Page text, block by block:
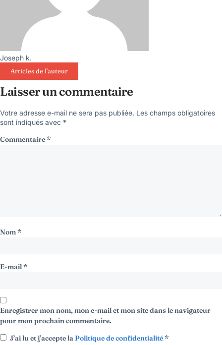
Joseph k.
Articles de l'auteur
Laisser un commentaire
Votre adresse e-mail ne sera pas publiée. Les champs obligatoires
sont indiqués avec *
Commentaire*
Nom*
E-mail*
Enregistrer mon nom, mon e-mail et mon site dans le navigateur
pour mon prochain commentaire.
J’ai lu et j’accepte laPolitique de confidentialité*